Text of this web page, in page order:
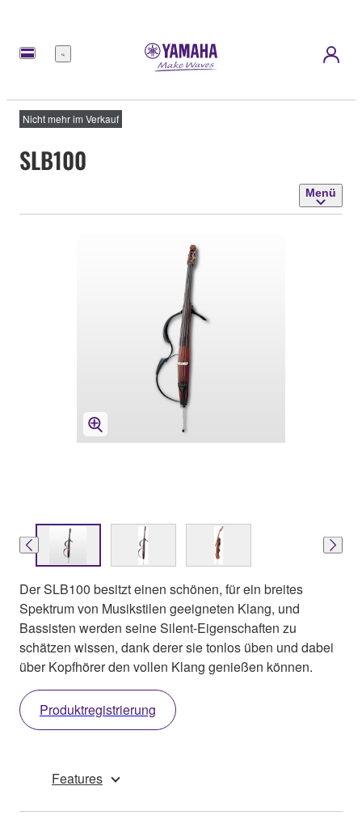
Menü
Nicht mehr im Verkauf
SLB100
Menü
Der SLB100 besitzt einen schönen, für ein breites
Spektrum von Musikstilen geeigneten Klang, und
Bassisten werden seine Silent-Eigenschaften zu
schätzen wissen, dank derer sie tonlos üben und dabei
über Kopfhörer den vollen Klang genießen können.
Produktregistrierung
Features